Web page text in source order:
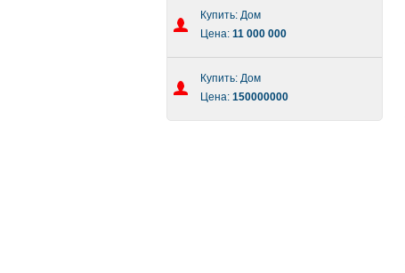
Купить: Дом
Цена: 11 000 000
Купить: Дом
Цена: 150000000